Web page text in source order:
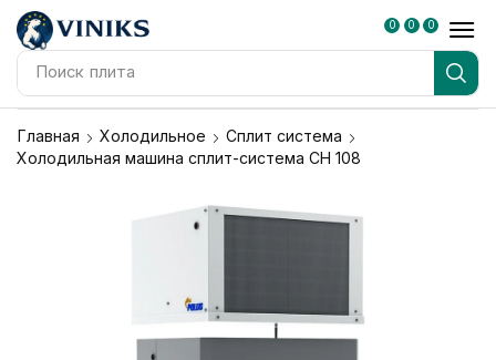
Поиск плита
0 0 0
Главная Холодильное
Сплит система
Холодильная машина сплит-система СН 108